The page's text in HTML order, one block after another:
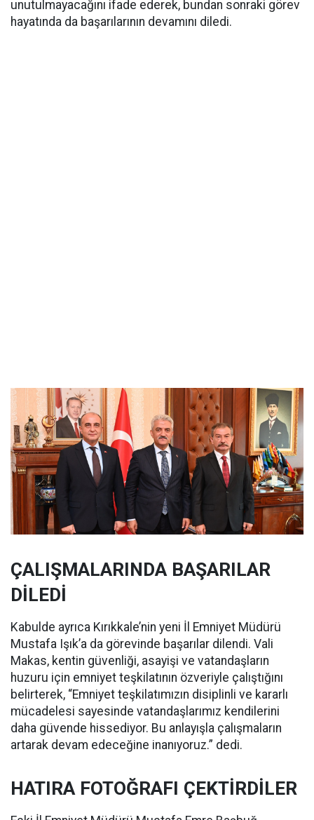
unutulmayacağını ifade ederek, bundan sonraki görev
hayatında da başarılarının devamını diledi.
ÇALIŞMALARINDA BAŞARILAR
DİLEDİ
Kabulde ayrıca Kırıkkale’nin yeni İl Emniyet Müdürü
Mustafa Işık’a da görevinde başarılar dilendi. Vali
Makas, kentin güvenliği, asayişi ve vatandaşların
huzuru için emniyet teşkilatının özveriyle çalıştığını
belirterek, “Emniyet teşkilatımızın disiplinli ve kararlı
mücadelesi sayesinde vatandaşlarımız kendilerini
daha güvende hissediyor. Bu anlayışla çalışmaların
artarak devam edeceğine inanıyoruz.” dedi.
HATIRA FOTOĞRAFI ÇEKTİRDİLER